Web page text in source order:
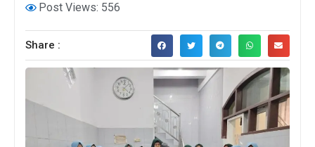
Post Views: 556
Share :